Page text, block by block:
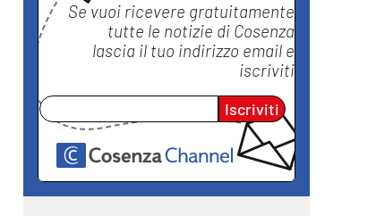
Se vuoi ricevere gratuitamente
tutte le notizie di Cosenza
lascia il tuo indirizzo email e
iscriviti
Iscriviti